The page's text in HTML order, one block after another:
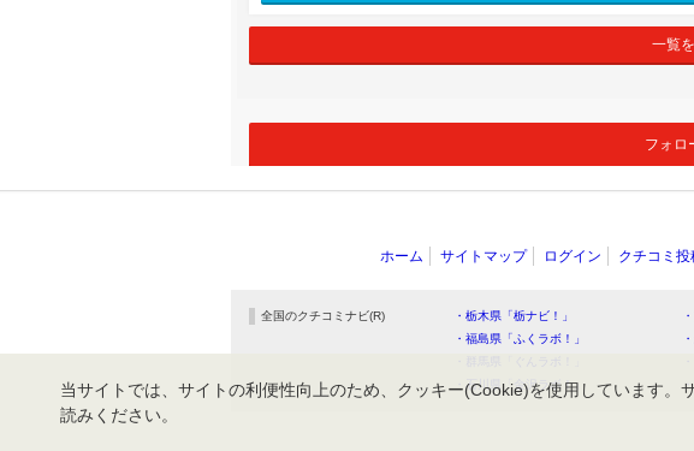
一覧
フォロ
ホーム サイトマップ ログイン クチコミ投
全国のクチコミナビ(R) ・栃木県「栃ナビ！」
・福島県「ふくラボ！」
・石川県「金沢ラボ！」
当サイトでは、サイトの利便性向上のため、クッキー(Cookie)を使用しています。
読みください。